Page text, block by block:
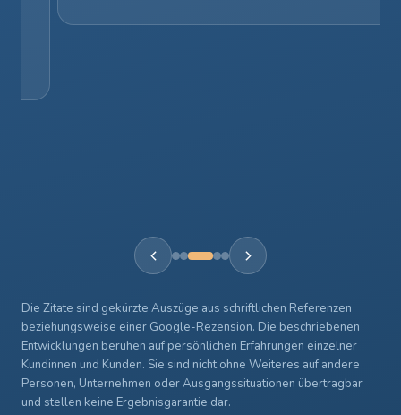
Die Zitate sind gekürzte Auszüge aus schriftlichen Referenzen
beziehungsweise einer Google-Rezension. Die beschriebenen
Entwicklungen beruhen auf persönlichen Erfahrungen einzelner
Kundinnen und Kunden. Sie sind nicht ohne Weiteres auf andere
Personen, Unternehmen oder Ausgangssituationen übertragbar
und stellen keine Ergebnisgarantie dar.